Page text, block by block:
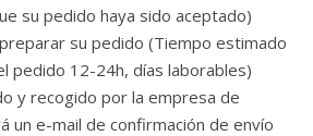
su pedido haya sido aceptado)
su pedido (Tiempo estimado
pedido 12-24h, días laborables)
y recogido por la empresa de
un e-mail de confirmación de envío